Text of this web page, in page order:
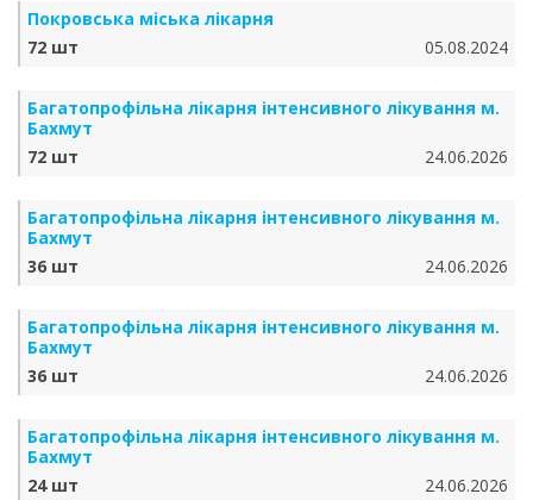
Покровська міська лікарня
72 шт
05.08.2024
Багатопрофільна лікарня інтенсивного лікування м.
Бахмут
72 шт
24.06.2026
Багатопрофільна лікарня інтенсивного лікування м.
Бахмут
36 шт
24.06.2026
Багатопрофільна лікарня інтенсивного лікування м.
Бахмут
36 шт
24.06.2026
Багатопрофільна лікарня інтенсивного лікування м.
Бахмут
24 шт
24.06.2026